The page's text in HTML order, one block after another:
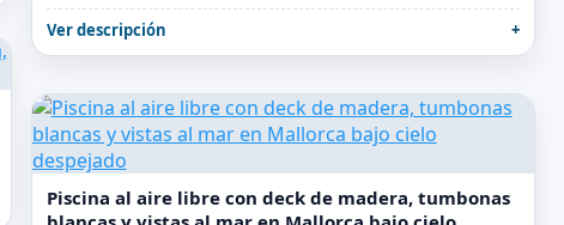
Ver descripción
Piscina al aire libre con deck de madera, tumbonas